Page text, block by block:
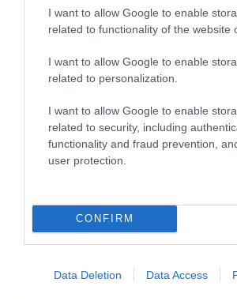
I want to allow Google to enable
related to functionality of the website
I want to allow Google to enable
related to personalization.
I want to allow Google to enable
related to security, including
functionality and fraud prevention,
user protection.
CONFIRM
Data Deletion Data Access
10.10.2022
Στροφή των Ευρωπαίων στα
τρόφιμα
Η Ένωση παραμένει ο κύριος